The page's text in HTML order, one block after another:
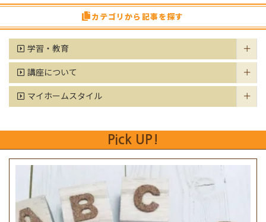
カテゴリから記事を探す
学習・教育
講座について
マイホームスタイル
Pick UP!